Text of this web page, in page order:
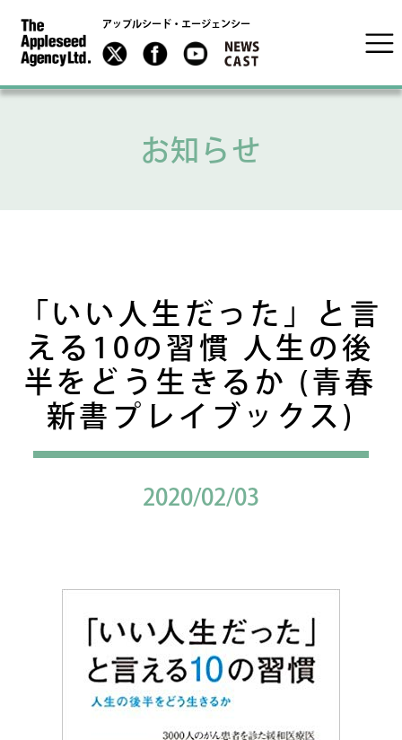
アップルシード・エージェンシー
お知らせ
「いい人生だった」と言
える10の習慣 人生の後
半をどう生きるか (青春
新書プレイブックス)
2020/02/03